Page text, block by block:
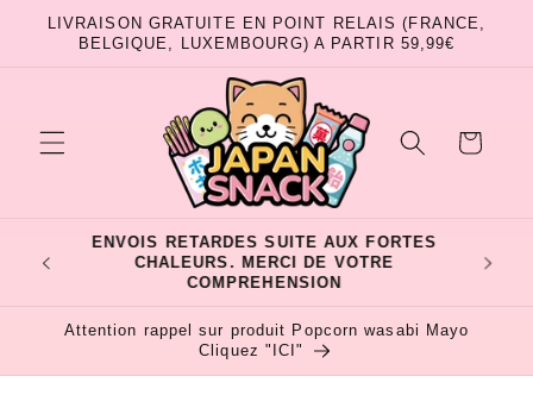
passer
LIVRAISON GRATUITE EN POINT RELAIS (FRANCE,
BELGIQUE, LUXEMBOURG) A PARTIR 59,99€
Panier
Attention rappel sur produit Popcorn wasabi Mayo
Cliquez "ICI"